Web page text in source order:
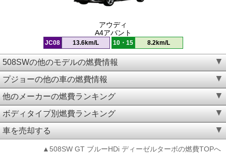
アウディ
A4アバント
JC08 13.6km/L 10・15 8.2km/L
508SWの他のモデルの燃費情報
プジョーの他の車の燃費情報
他のメーカーの燃費ランキング
ボディタイプ別燃費ランキング
車を売却する
▲508SW GT ブルーHDi ディーゼルターボの燃費TOPへ